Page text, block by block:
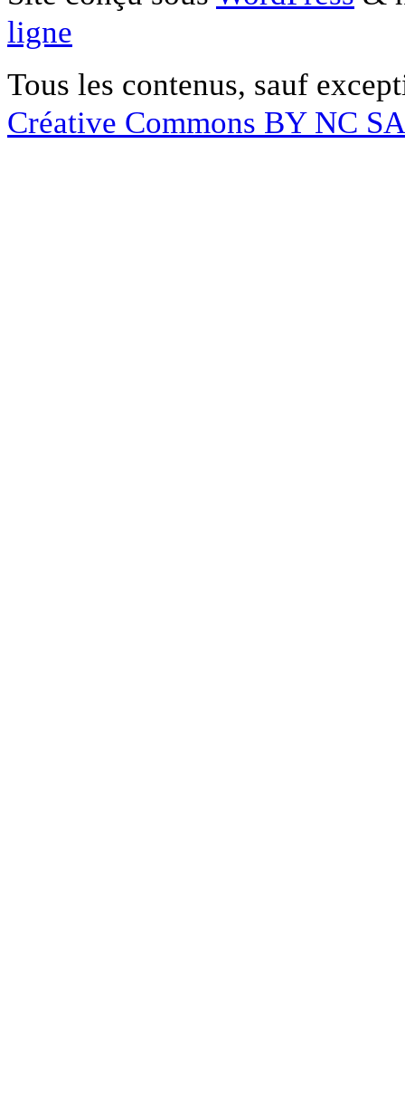
ligne
Tous les contenus, sauf
Créative Commons BY NC SA